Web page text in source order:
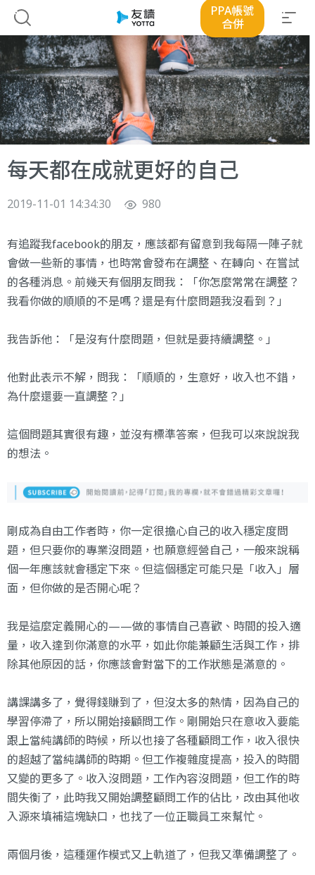
PPA帳號
合併
每天都在成就更好的自己
2019-11-01 14:34:30 980
有追蹤我facebook的朋友，應該都有留意到我每隔一陣子就
會做一些新的事情，也時常會發布在調整、在轉向、在嘗試
的各種消息。前幾天有個朋友問我：「你怎麼常常在調整？
我看你做的順順的不是嗎？還是有什麼問題我沒看到？」
我告訴他：「是沒有什麼問題，但就是要持續調整。」
他對此表示不解，問我：「順順的，生意好，收入也不錯，
為什麼還要一直調整？」
這個問題其實很有趣，並沒有標準答案，但我可以來說說我
的想法。
剛成為自由工作者時，你一定很擔心自己的收入穩定度問
題，但只要你的專業沒問題，也願意經營自己，一般來說稱
個一年應該就會穩定下來。但這個穩定可能只是「收入」層
面，但你做的是否開心呢？
我是這麼定義開心的——做的事情自己喜歡、時間的投入適
量，收入達到你滿意的水平，如此你能兼顧生活與工作，排
除其他原因的話，你應該會對當下的工作狀態是滿意的。
講課講多了，覺得錢賺到了，但沒太多的熱情，因為自己的
學習停滯了，所以開始接顧問工作。剛開始只在意收入要能
跟上當純講師的時候，所以也接了各種顧問工作，收入很快
的超越了當純講師的時期。但工作複雜度提高，投入的時間
又變的更多了。收入沒問題，工作內容沒問題，但工作的時
間失衡了，此時我又開始調整顧問工作的佔比，改由其他收
入源來填補這塊缺口，也找了一位正職員工來幫忙。
兩個月後，這種運作模式又上軌道了，但我又準備調整了。